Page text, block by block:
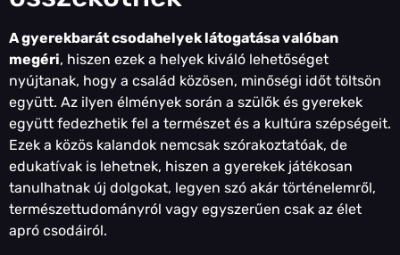
A gyerekbarát csodahelyek látogatása valóban
megéri, hiszen ezek a helyek kiváló lehetőséget
nyújtanak, hogy a család közösen, minőségi időt töltsön
együtt. Az ilyen élmények során a szülők és gyerekek
együtt fedezhetik fel a természet és a kultúra szépségeit.
Ezek a közös kalandok nemcsak szórakoztatóak, de
edukatívak is lehetnek, hiszen a gyerekek játékosan
tanulhatnak új dolgokat, legyen szó akár történelemről,
természettudományról vagy egyszerűen csak az élet
apró csodáiról.